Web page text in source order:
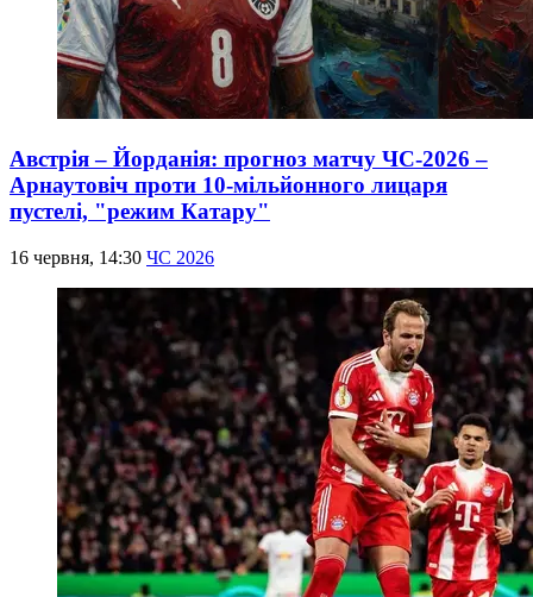
Австрія – Йорданія: прогноз матчу ЧС-2026 –
Арнаутовіч проти 10-мільйонного лицаря
пустелі, "режим Катару"
16 червня, 14:30 ЧС 2026